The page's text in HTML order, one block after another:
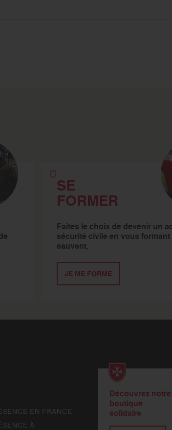
SE
FORMER
Faites le choix de devenir un
sécurité civile en vous
sauvent.
JE ME FORME
EN FRANCE
À
Découvrez notre
boutique
solidaire